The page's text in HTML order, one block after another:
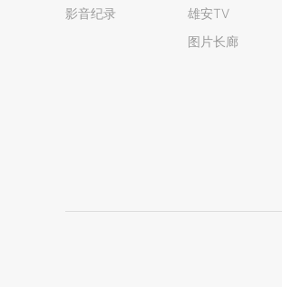
影音纪录
雄安TV
图片长廊